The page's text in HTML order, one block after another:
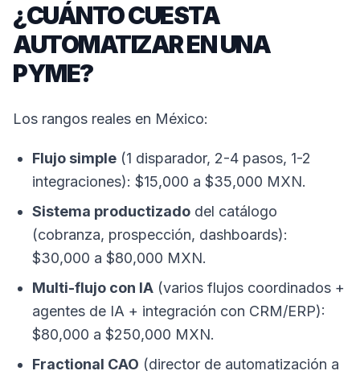
¿CUÁNTO CUESTA
AUTOMATIZAR EN UNA
PYME?
Los rangos reales en México:
Flujo simple (1 disparador, 2-4 pasos, 1-2
integraciones): $15,000 a $35,000 MXN.
Sistema productizado del catálogo
(cobranza, prospección, dashboards):
$30,000 a $80,000 MXN.
Multi-flujo con IA (varios flujos coordinados +
agentes de IA + integración con CRM/ERP):
$80,000 a $250,000 MXN.
Fractional CAO (director de automatización a